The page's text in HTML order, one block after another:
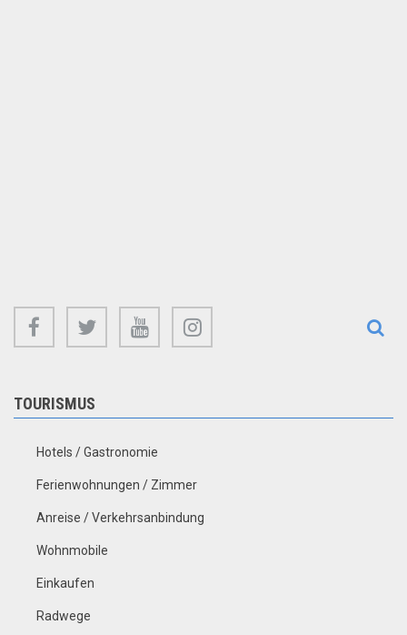
facebook twitter youtube
TOURISMUS
Hotels / Gastronomie
Ferienwohnungen / Zimmer
Anreise / Verkehrsanbindung
Wohnmobile
Einkaufen
Radwege